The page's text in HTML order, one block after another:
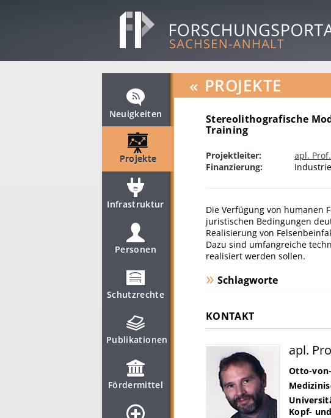
Neuigkeiten
Projekte
Infrastruktur
Personen
Schutzrechte
Publikationen
Fördermittel
« PROJEKTE
Stereolithografische
Training
Projektleiter:
apl.
Finanzierung:
Die Verfügung von humanen
juristischen Bedingungen
Realisierung von
Dazu sind umfangreiche
realisiert werden sollen.
Schlagworte
KONTAKT
apl.
Otto-
Kopf-